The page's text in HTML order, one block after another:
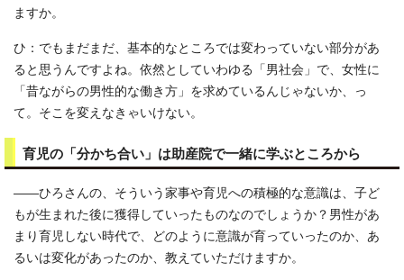
ますか。
ひ：でもまだまだ、基本的なところでは変わっていない部分があ
ると思うんですよね。依然としていわゆる「男社会」で、女性に
「昔ながらの男性的な働き方」を求めているんじゃないか、っ
て。そこを変えなきゃいけない。
育児の「分かち合い」は助産院で一緒に学ぶところから
――ひろさんの、そういう家事や育児への積極的な意識は、子ど
もが生まれた後に獲得していったものなのでしょうか？男性があ
まり育児しない時代で、どのように意識が育っていったのか、あ
るいは変化があったのか、教えていただけますか。